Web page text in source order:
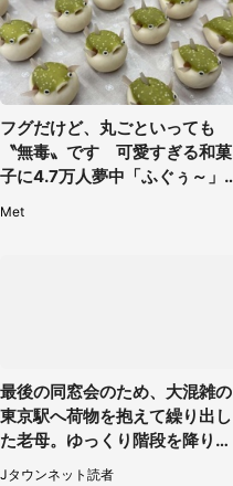
フグだけど、丸ごといっても
〝無毒〟です 可愛すぎる和菓
子に4.7万人夢中「ふぐぅ～」
Met
最後の同窓会のため、大混雑の
東京駅へ荷物を抱えて繰り出し
た老母。ゆっくり階段を降りて
たらスーツの男性が（東京都・
Jタウンネット読者